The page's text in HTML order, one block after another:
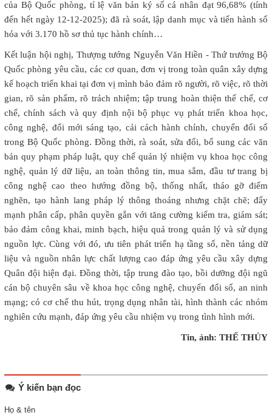
của Bộ Quốc phòng, tỉ lệ văn bản ký số cá nhân đạt 96,68% (tính
đến hết ngày 12-12-2025); đã rà soát, lập danh mục và tiến hành số
hóa với 3.170 hồ sơ thủ tục hành chính…
Kết luận hội nghị, Thượng tướng Nguyễn Văn Hiền - Thứ trưởng Bộ
Quốc phòng yêu cầu, các cơ quan, đơn vị trong toàn quân xây dựng
kế hoạch triển khai tại đơn vị mình bảo đảm rõ người, rõ việc, rõ thời
gian, rõ sản phẩm, rõ trách nhiệm; tập trung hoàn thiện thể chế, cơ
chế, chính sách và quy định nội bộ phục vụ phát triển khoa học,
công nghệ, đổi mới sáng tạo, cải cách hành chính, chuyển đổi số
trong Bộ Quốc phòng. Đồng thời, rà soát, sửa đổi, bổ sung các văn
bản quy phạm pháp luật, quy chế quản lý nhiệm vụ khoa học công
nghệ, quản lý dữ liệu, an toàn thông tin, mua sắm, đầu tư trang bị
công nghệ cao theo hướng đồng bộ, thống nhất, tháo gỡ điểm
nghẽn, tạo hành lang pháp lý thông thoáng nhưng chặt chẽ; đẩy
mạnh phân cấp, phân quyền gắn với tăng cường kiểm tra, giám sát;
bảo đảm công khai, minh bạch, hiệu quả trong quản lý và sử dụng
nguồn lực. Cùng với đó, ưu tiên phát triển hạ tầng số, nền tảng dữ
liệu và nguồn nhân lực chất lượng cao đáp ứng yêu cầu xây dựng
Quân đội hiện đại. Đồng thời, tập trung đào tạo, bồi dưỡng đội ngũ
cán bộ chuyên sâu về khoa học công nghệ, chuyển đổi số, an ninh
mạng; có cơ chế thu hút, trọng dụng nhân tài, hình thành các nhóm
nghiên cứu mạnh, đáp ứng yêu cầu nhiệm vụ trong tình hình mới.
Tin, ảnh: THẾ THỦY
Ý kiến bạn đọc
Họ & tên